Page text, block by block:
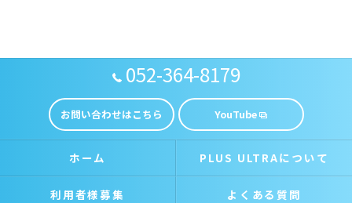
052-364-8179
お問い合わせはこちら YouTube
ホーム PLUS ULTRAについて
利用者様募集 よくある質問